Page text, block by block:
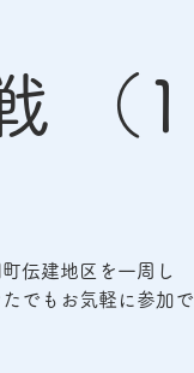
（1
伝建地区を一周し
でもお気軽に参加で